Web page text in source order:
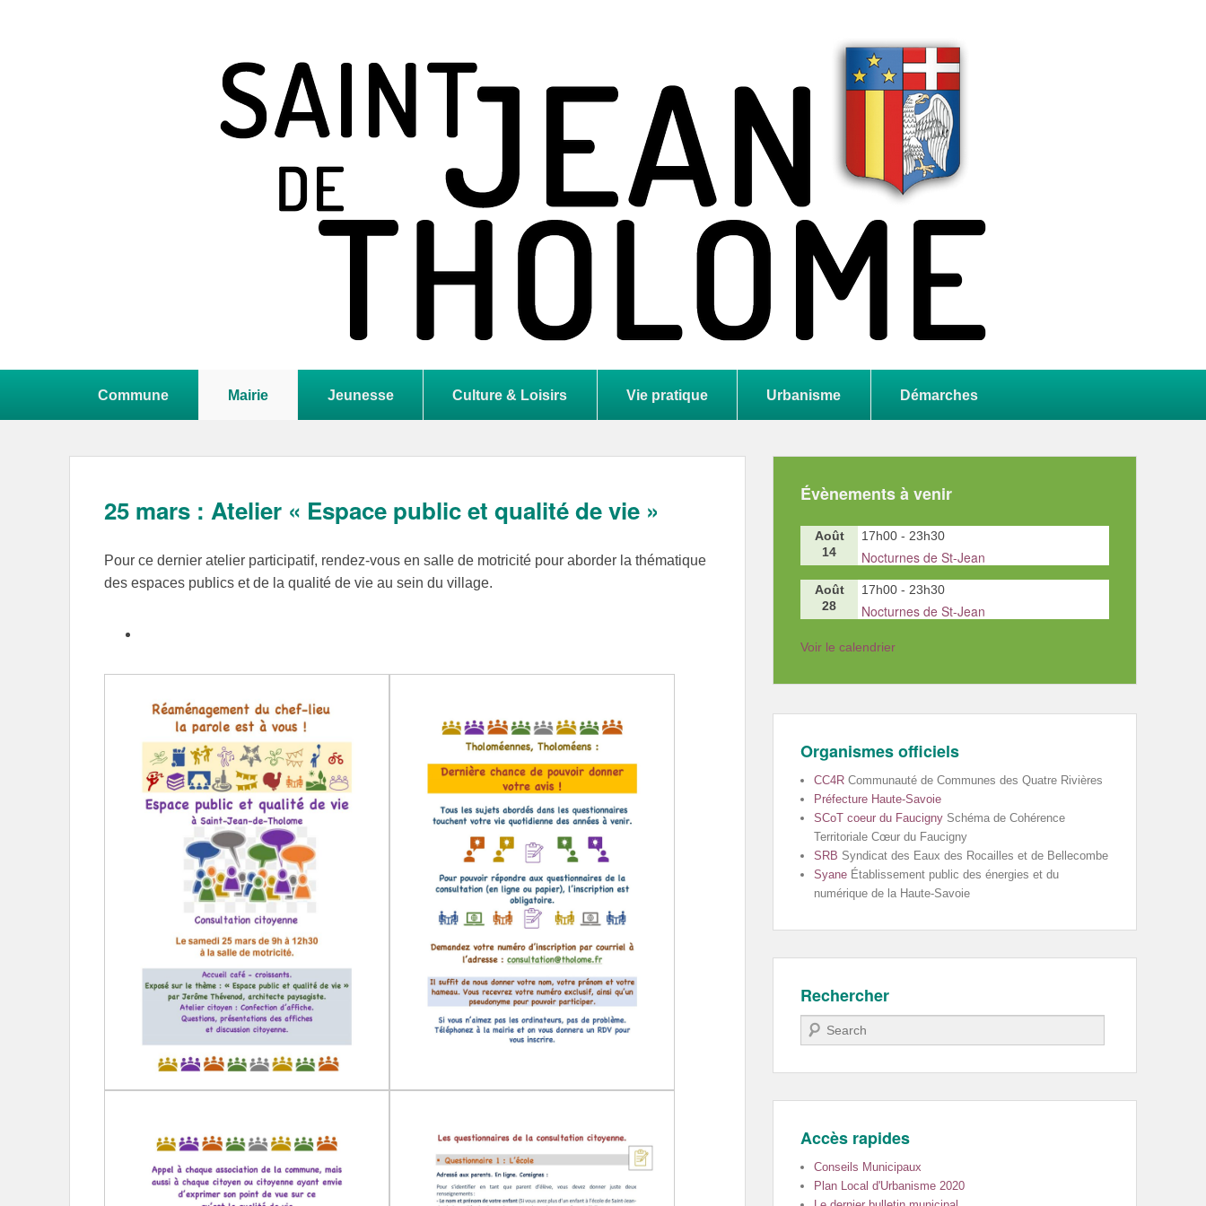
Commune Mairie Jeunesse Culture & Loisirs Vie pratique Urbanisme Démarches
25 mars : Atelier « Espace public et qualité de vie »
Pour ce dernier atelier participatif, rendez-vous en salle de motricité pour aborder la thématique
des espaces publics et de la qualité de vie au sein du village.
Évènements à venir
Août
14
17h00 - 23h30
Nocturnes de St-Jean
Août
28
17h00 - 23h30
Nocturnes de St-Jean
Voir le calendrier
Organismes officiels
CC4R Communauté de Communes des Quatre Rivières
Préfecture Haute-Savoie
SCoT coeur du Faucigny Schéma de Cohérence
Territoriale Cœur du Faucigny
SRB Syndicat des Eaux des Rocailles et de Bellecombe
Syane Établissement public des énergies et du
numérique de la Haute-Savoie
Rechercher
Recherche
Accès rapides
Conseils Municipaux
Plan Local d'Urbanisme 2020